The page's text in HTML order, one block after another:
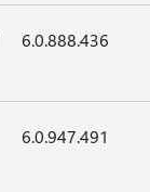
6.0.888.436
6.0.947.491